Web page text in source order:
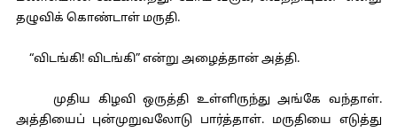
தழுவிக் கொண்டாள் மருதி.
“விடங்கி! விடங்கி” என்று அழைத்தான் அத்தி.
முதிய கிழவி ஒருத்தி உள்ளிருந்து அங்கே வந்தாள்.
அத்தியைப் புன்முறுவலோடு பார்த்தாள். மருதியை எடுத்து